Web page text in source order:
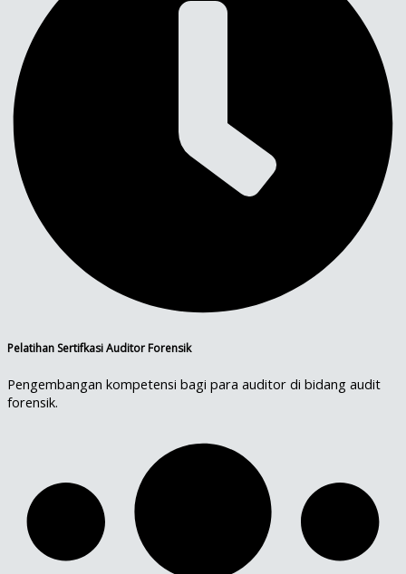
Pelatihan Sertifkasi Auditor Forensik
Pengembangan kompetensi bagi para auditor di bidang audit
forensik.